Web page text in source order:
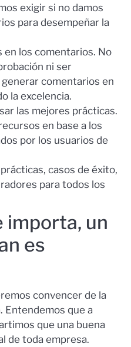
exigir si no damos
para desempeñar la
en los comentarios. No
ni ser
comentarios en
la excelencia.
las mejores prácticas.
en base a los
por los usuarios de
casos de éxito,
para todos los
importa, un
es
convencer de la
Entendemos que a
que una buena
de toda empresa.